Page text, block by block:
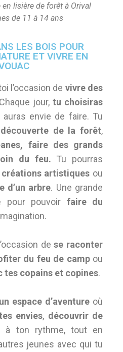
lisière de forêt à Orival
de 11 à 14 ans
LES BOIS POUR
ET VIVRE EN
l’occasion de vivre des
jour, tu choisiras
envie de faire. Tu
de la forêt,
faire des grands
du feu. Tu pourras
créations artistiques ou
d’un arbre. Une grande
pour pouvoir faire du
dese raconter
du feu de campou
tes copains et copines.
un espace d’aventure où
envies, découvrir de
à ton rythme, tout en
jeunes avec qui tu